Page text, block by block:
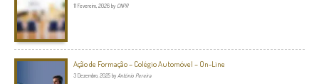
11 Fevereiro, 2026 by CNPR
Ação de Formação – Colégio Automóvel – On-Line
3 Dezembro, 2025 by António Pereira